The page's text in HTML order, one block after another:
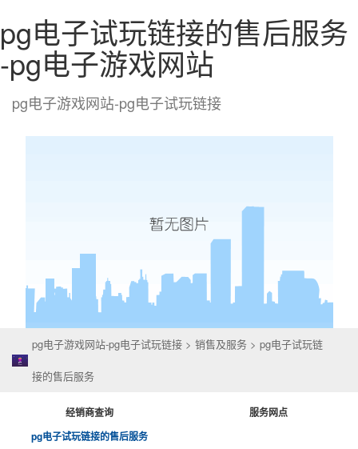
pg电子试玩链接的售后服务
-pg电子游戏网站
pg电子游戏网站-pg电子试玩链接
pg电子游戏网站-pg电子试玩链接 > 销售及服务 > pg电子试玩链
接的售后服务
经销商查询
服务网点
pg电子试玩链接的售后服务